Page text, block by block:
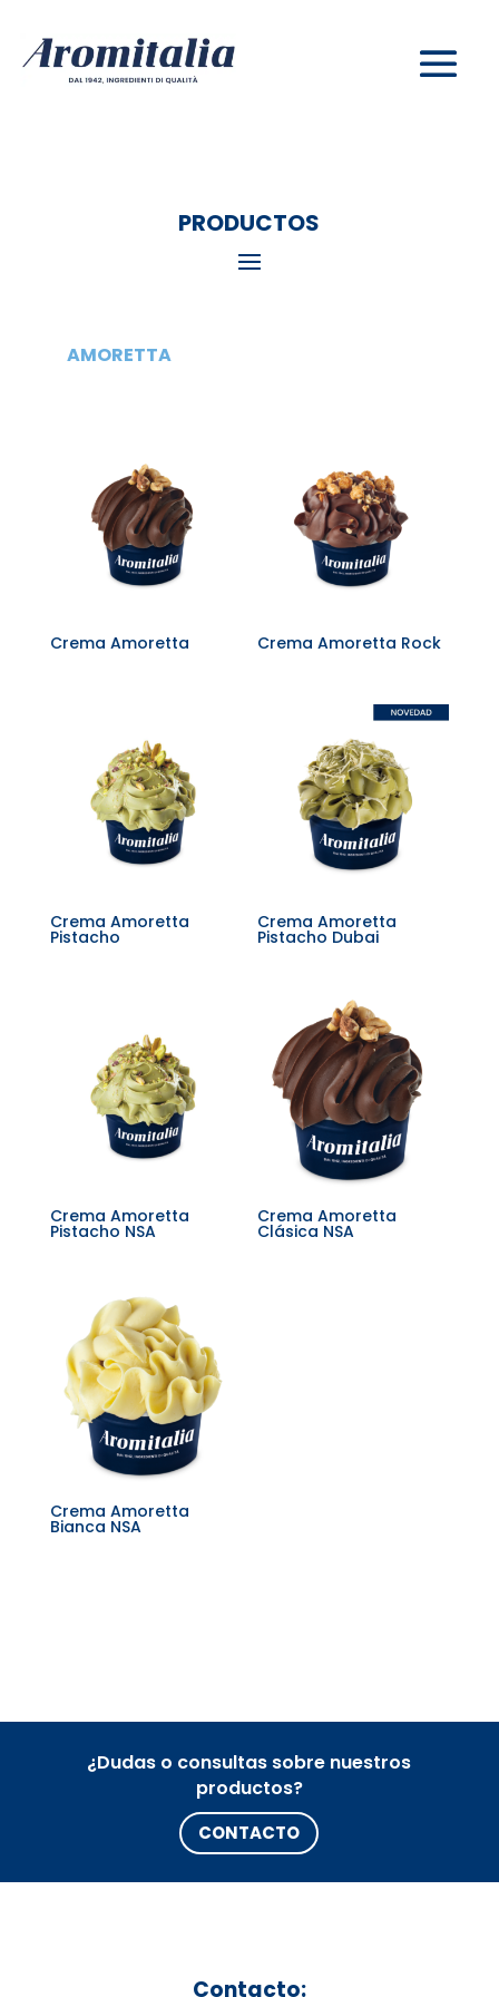
PRODUCTOS
AMORETTA
Crema Amoretta Crema Amoretta Rock
Crema Amoretta
Pistacho
Crema Amoretta
Pistacho Dubai
Crema Amoretta
Pistacho NSA
Crema Amoretta
Clásica NSA
Crema Amoretta
Bianca NSA
¿Dudas o consultas sobre nuestros
productos?
CONTACTO
Contacto: